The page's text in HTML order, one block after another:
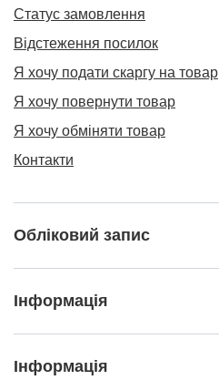
Статус замовлення
Відстеження посилок
Я хочу подати скаргу на товар
Я хочу повернути товар
Я хочу обміняти товар
Контакти
Обліковий запис
Інформація
Інформація